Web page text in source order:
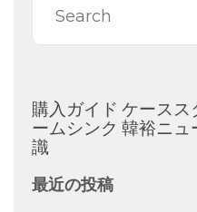
購入ガイド ケースス
ームシンク 韓裕ニュ
識
最近の投稿